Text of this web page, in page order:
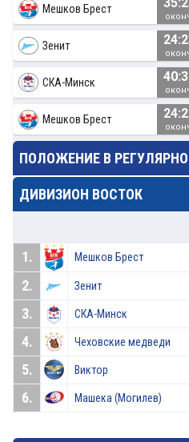
Мешков Брест
Зенит
СКА-Минск
Мешков Брест
ПОЛОЖЕНИЕ В
ДИВИЗИОН ВОСТОК
1. Мешков Брест
2.
Зенит
3.
СКА-Минск
4.
Чеховские медведи
5.
Виктор
6.
Машека (Могилев)